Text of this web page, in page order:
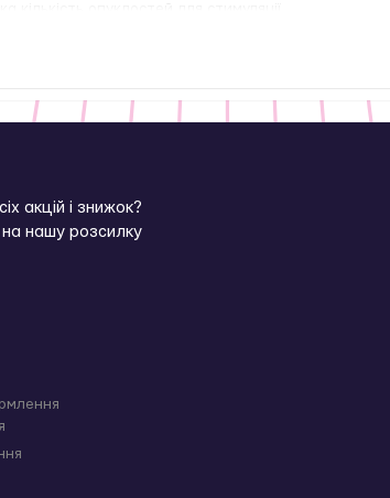
самозадоволення
інструкція-тренувальний буклет (онлайн)
темп та глибину рухів, щоб покращити
після використання
тренажер із реалістичними
акцій і знижок?
на нашу розсилку